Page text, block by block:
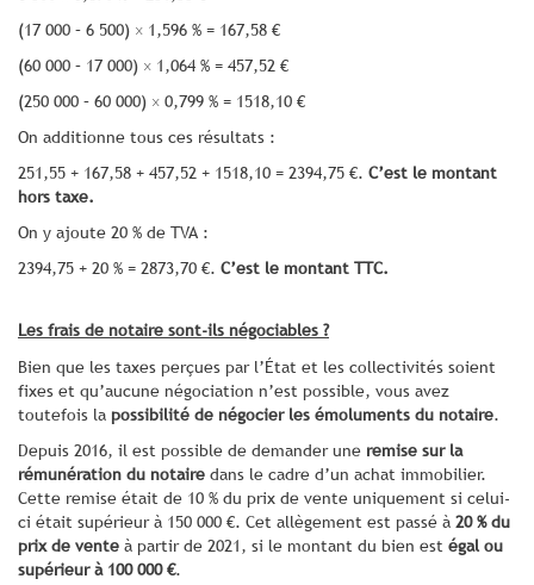
(17 000 – 6 500) × 1,596 % = 167,58 €
(60 000 – 17 000) × 1,064 % = 457,52 €
(250 000 – 60 000) × 0,799 % = 1518,10 €
On additionne tous ces résultats :
251,55 + 167,58 + 457,52 + 1518,10 = 2394,75 €. C’est le montant
hors taxe.
On y ajoute 20 % de TVA :
2394,75 + 20 % = 2873,70 €. C’est le montant TTC.
Les frais de notaire sont-ils négociables ?
Bien que les taxes perçues par l’État et les collectivités soient
fixes et qu’aucune négociation n’est possible, vous avez
toutefois la possibilité de négocier les émoluments du notaire.
Depuis 2016, il est possible de demander une remise sur la
rémunération du notaire dans le cadre d’un achat immobilier.
Cette remise était de 10 % du prix de vente uniquement si celui-
ci était supérieur à 150 000 €. Cet allègement est passé à 20 % du
prix de vente à partir de 2021, si le montant du bien est égal ou
supérieur à 100 000 €.